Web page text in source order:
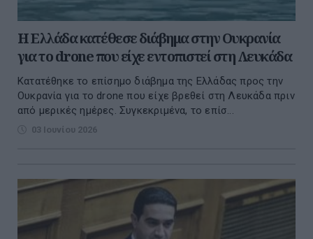
Η Ελλάδα κατέθεσε διάβημα στην Ουκρανία
για το drone που είχε εντοπιστεί στη Λευκάδα
Κατατέθηκε το επίσημο διάβημα της Ελλάδας προς την
Ουκρανία για το drone που είχε βρεθεί στη Λευκάδα πριν
από μερικές ημέρες. Συγκεκριμένα, το επίσ...
03 Ιουνίου 2026